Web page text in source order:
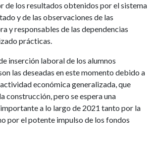
de los resultados obtenidos por el sistema
y de las observaciones de las
y responsables de las dependencias
prácticas.
inserción laboral de los alumnos
las deseadas en este momento debido a
económica generalizada, que
construcción, pero se espera una
a lo largo de 2021 tanto por la
por el potente impulso de los fondos